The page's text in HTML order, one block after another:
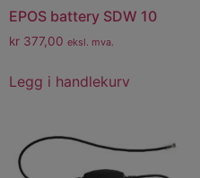
EPOS battery SDW 10
kr 377,00 eksl. mva.
Legg i handlekurv